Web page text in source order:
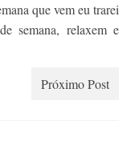
que vem eu trarei
semana, relaxem e
Próximo Post